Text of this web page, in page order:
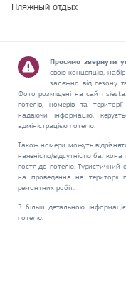
Пляжный отдых
Просимо звернути
свою концепцію,
залежно від сезону
Фото розміщені на сайті
готелів, номерів та
надаючи інформацію,
адміністрацією готелю.
Також номери можуть
наявністю/відсутністю
гостя до готелю. Туристичний
на проведення на території
ремонтних робіт.
З більш детальною
готелю.